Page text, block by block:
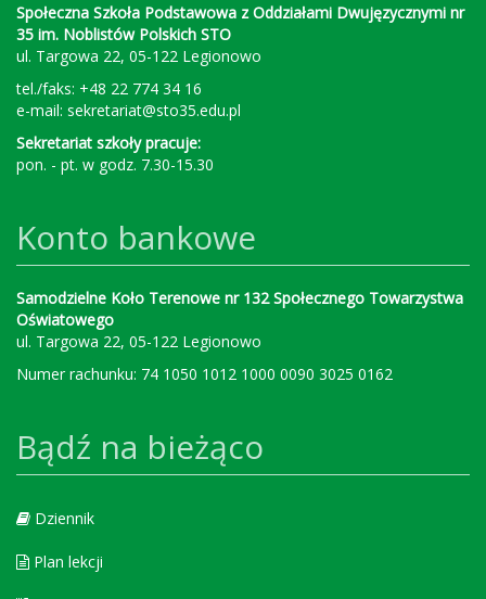
Społeczna Szkoła Podstawowa z Oddziałami Dwujęzycznymi nr
35 im. Noblistów Polskich STO
ul. Targowa 22, 05-122 Legionowo
tel./faks: +48 22 774 34 16
e-mail: sekretariat@sto35.edu.pl
Sekretariat szkoły pracuje:
pon. - pt. w godz. 7.30-15.30
Konto bankowe
Samodzielne Koło Terenowe nr 132 Społecznego Towarzystwa
Oświatowego
ul. Targowa 22, 05-122 Legionowo
Numer rachunku: 74 1050 1012 1000 0090 3025 0162
Bądź na bieżąco
Dziennik
Plan lekcji